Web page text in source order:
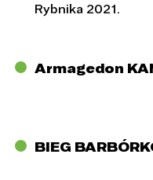
Rybnika 2021.
Armagedon
BIEG